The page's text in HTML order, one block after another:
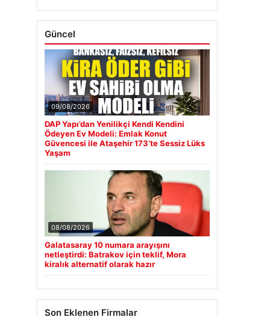
Güncel
09/08/2026
DAP Yapı’dan Yenilikçi Kendi Kendini
Ödeyen Ev Modeli: Emlak Konut
Güvencesi ile Ataşehir 173’te Sessiz Lüks
Yaşam
08/08/2026
Galatasaray 10 numara arayışını
netleştirdi: Batrakov için teklif, Mora
kiralık alternatif olarak hazır
Son Eklenen Firmalar